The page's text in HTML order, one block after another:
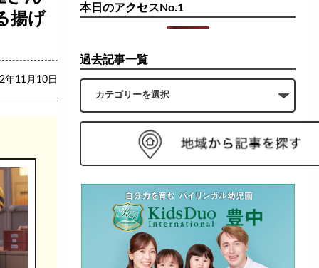
揚げ
年11月10日
本日のアクセスNo.1
過去記事一覧